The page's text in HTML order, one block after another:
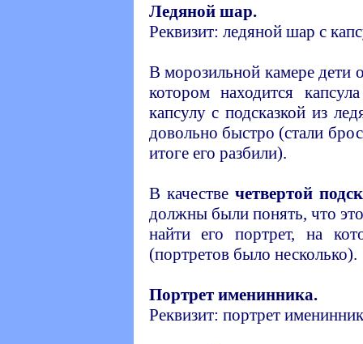
Ледяной шар.
Реквизит: ледяной шар с
В морозильной камере
котором находится
капсулу с подсказкой из
довольно быстро (стали
итоге его разбили).
В качестве четвертой
должны были понять, что
найти его портрет, на
(портретов было несколько).
Портрет именинника.
Реквизит: портрет